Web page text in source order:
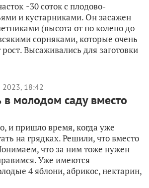
~30 соток с плодово-
и кустарниками. Он засажен
(высота от по колено до
сорняками, которые очень
Высаживались для заготовки
18:42
в молодом саду вместо
и пришло время, когда уже
на грядках. Решили, что вместо
что за ним тоже нужен
Уже имеются
4 яблони, абрикос, нектарин,